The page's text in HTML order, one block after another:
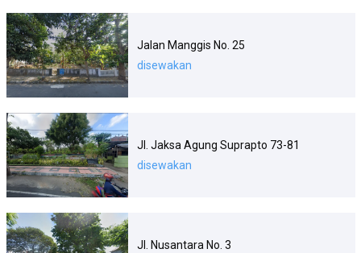
Jalan Manggis No. 25
disewakan
Jl. Jaksa Agung Suprapto 73-81
disewakan
Jl. Nusantara No. 3